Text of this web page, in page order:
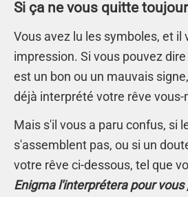
Si ça ne vous quitte
Vous avez lu les symboles, et il
impression. Si vous pouvez
est un bon ou un mauvais
déjà interprété votre rêve vous-
Mais s'il vous a paru confus, si
s'assemblent pas, ou si un
votre rêve ci-dessous, tel que
Enigma l'interprétera pour vous